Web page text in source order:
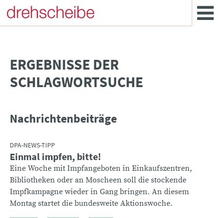
­ERGEBNISSE DER
SCHLAGWORTSUCHE
Nachrichtenbeiträge
DPA-NEWS-TIPP
Einmal impfen, bitte!
Eine Woche mit Impfangeboten in Einkaufszentren,
Bibliotheken oder an Moscheen soll die stockende
Impfkampagne wieder in Gang bringen. An diesem
Montag startet die bundesweite Aktionswoche.